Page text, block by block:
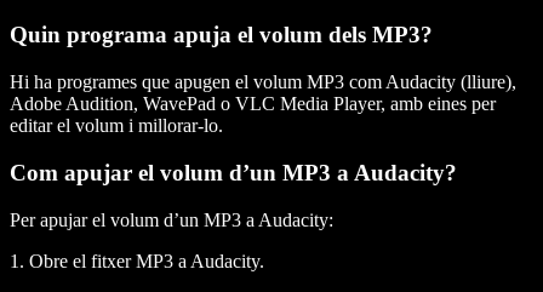
Quin programa apuja el volum dels MP3?
Hi ha programes que apugen el volum MP3 com Audacity (lliure),
Adobe Audition, WavePad o VLC Media Player, amb eines per
editar el volum i millorar-lo.
Com apujar el volum d’un MP3 a Audacity?
Per apujar el volum d’un MP3 a Audacity:
1. Obre el fitxer MP3 a Audacity.